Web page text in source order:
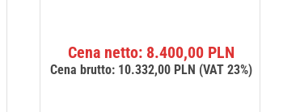
Cena netto: 8.400,00 PLN
Cena brutto: 10.332,00 PLN (VAT 23%)